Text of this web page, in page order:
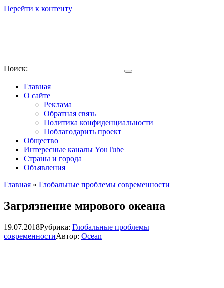
Перейти к контенту
Поиск:
Главная
О сайте
Реклама
Обратная связь
Политика конфиденциальности
Поблагодарить проект
Общество
Интересные каналы YouTube
Страны и города
Объявления
Главная » Глобальные проблемы современности
Загрязнение мирового океана
19.07.2018Рубрика: Глобальные проблемы
современностиАвтор: Ocean